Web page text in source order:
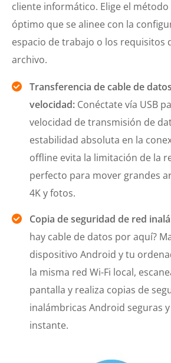
cliente informático. Elige el
óptimo que se alinee con la
espacio de trabajo o los requisitos
archivo.
Transferencia de cable de
velocidad: Conéctate vía USB
velocidad de transmisión de
estabilidad absoluta en la
offline evita la limitación de la
perfecto para mover grandes
4K y fotos.
Copia de seguridad de red
hay cable de datos por aquí?
dispositivo Android y tu
la misma red Wi-Fi local,
pantalla y realiza copias de
inalámbricas Android seguras
instante.